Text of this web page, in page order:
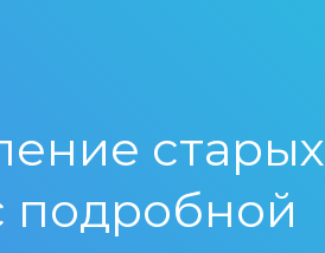
старых
подробной